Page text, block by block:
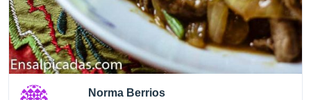
Norma Berrios